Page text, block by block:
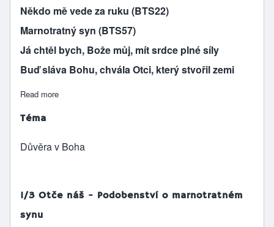
Někdo mě vede za ruku (BTS22)
Marnotratný syn (BTS57)
Já chtěl bych, Bože můj, mít srdce plné síly
Buď sláva Bohu, chvála Otci, který stvořil zemi
Read more
Téma
Důvěra v Boha
1/3 Otče náš - Podobenství o marnotratném
synu